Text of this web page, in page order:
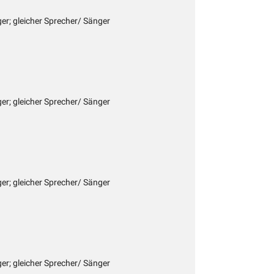
gleicher Sprecher/ Sänger
gleicher Sprecher/ Sänger
gleicher Sprecher/ Sänger
gleicher Sprecher/ Sänger